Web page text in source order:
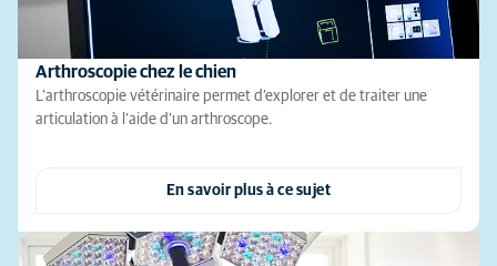
Arthroscopie chez le chien
L’arthroscopie vétérinaire permet d’explorer et de traiter une
articulation à l’aide d’un arthroscope.
En savoir plus à ce sujet